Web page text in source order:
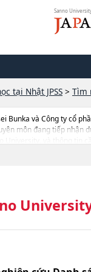
Sanno
tại Nhật JPSS > Tìm
và Công ty cổ
môn đang tiếp nhận
University, và thông